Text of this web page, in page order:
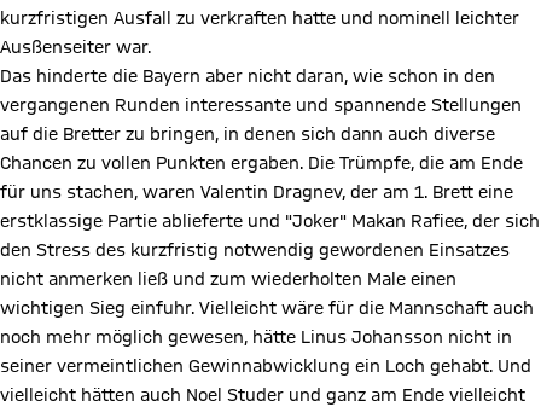
kurzfristigen Ausfall zu verkraften hatte und nominell leichter
Ausßenseiter war.
Das hinderte die Bayern aber nicht daran, wie schon in den
vergangenen Runden interessante und spannende Stellungen
auf die Bretter zu bringen, in denen sich dann auch diverse
Chancen zu vollen Punkten ergaben. Die Trümpfe, die am Ende
für uns stachen, waren Valentin Dragnev, der am 1. Brett eine
erstklassige Partie ablieferte und "Joker" Makan Rafiee, der sich
den Stress des kurzfristig notwendig gewordenen Einsatzes
nicht anmerken ließ und zum wiederholten Male einen
wichtigen Sieg einfuhr. Vielleicht wäre für die Mannschaft auch
noch mehr möglich gewesen, hätte Linus Johansson nicht in
seiner vermeintlichen Gewinnabwicklung ein Loch gehabt. Und
vielleicht hätten auch Noel Studer und ganz am Ende vielleicht